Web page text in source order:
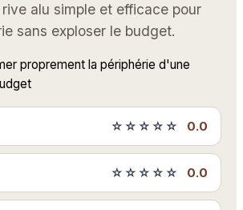
alu simple et efficace pour
sans exploser le budget.
proprement la périphérie d'une
☆☆☆☆☆ 0.0
☆☆☆☆☆ 0.0